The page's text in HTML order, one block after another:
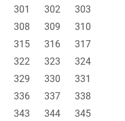
301 302
303
308 309
310
315 316
317
322 323
324
329 330
331
336 337
338
343 344
345